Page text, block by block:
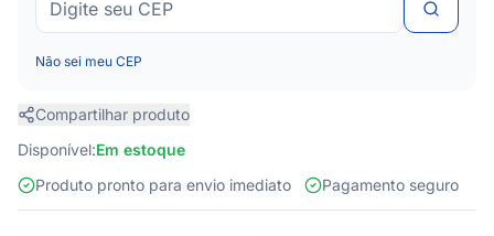
Não sei meu CEP
Compartilhar produto
Disponível:Em estoque
Produto pronto para envio imediato
Pagamento seguro